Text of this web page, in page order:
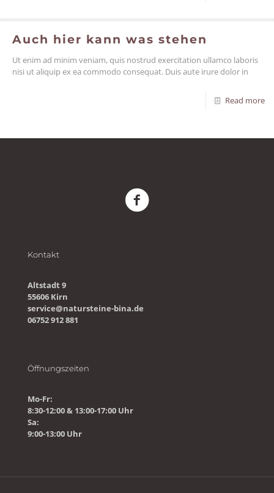
Auch hier kann was stehen
Ut enim ad minim veniam, quis nostrud exercitation ullamco laboris
nisi ut aliquip ex ea commodo consequat. Duis aute irure dolor in
Read more
Kontakt
Altstadt 9
55606 Kirn
service@natursteine-bina.de
06752 912 881
Öffnungszeiten
Mo-Fr:
8:30-12:00 & 13:00-17:00 Uhr
Sa:
9:00-13:00 Uhr